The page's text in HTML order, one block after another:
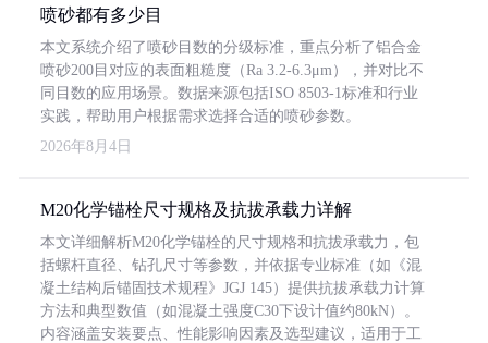
喷砂都有多少目
本文系统介绍了喷砂目数的分级标准，重点分析了铝合金
喷砂200目对应的表面粗糙度（Ra 3.2-6.3μm），并对比不
同目数的应用场景。数据来源包括ISO 8503-1标准和行业
实践，帮助用户根据需求选择合适的喷砂参数。
2026年8月4日
M20化学锚栓尺寸规格及抗拔承载力详解
本文详细解析M20化学锚栓的尺寸规格和抗拔承载力，包
括螺杆直径、钻孔尺寸等参数，并依据专业标准（如《混
凝土结构后锚固技术规程》JGJ 145）提供抗拔承载力计算
方法和典型数值（如混凝土强度C30下设计值约80kN）。
内容涵盖安装要点、性能影响因素及选型建议，适用于工